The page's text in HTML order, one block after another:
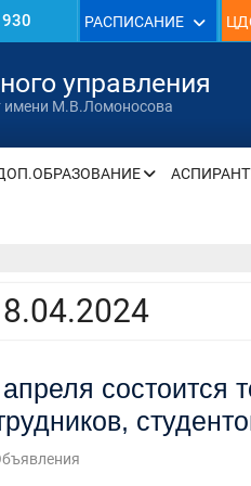
—
—
—
РАСПИСАНИЕ
управления
имени М.В.Ломоносова
состоится